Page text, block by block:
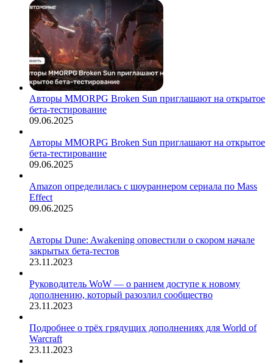
Авторы MMORPG Broken Sun приглашают на открытое
бета-тестирование
09.06.2025
Авторы MMORPG Broken Sun приглашают на открытое
бета-тестирование
09.06.2025
Amazon определилась с шоураннером сериала по Mass
Effect
09.06.2025
Авторы Dune: Awakening оповестили о скором начале
закрытых бета-тестов
23.11.2023
Руководитель WoW — о раннем доступе к новому
дополнению, который разозлил сообщество
23.11.2023
Подробнее о трёх грядущих дополнениях для World of
Warcraft
23.11.2023